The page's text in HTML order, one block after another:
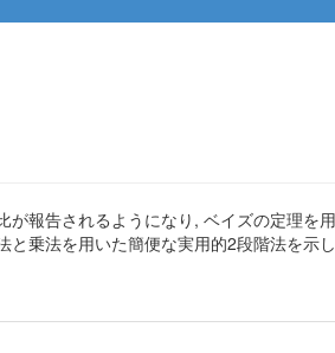
報告されるようになり, ベイズの定理を
乗法を用いた簡便な実用的2段階法を示